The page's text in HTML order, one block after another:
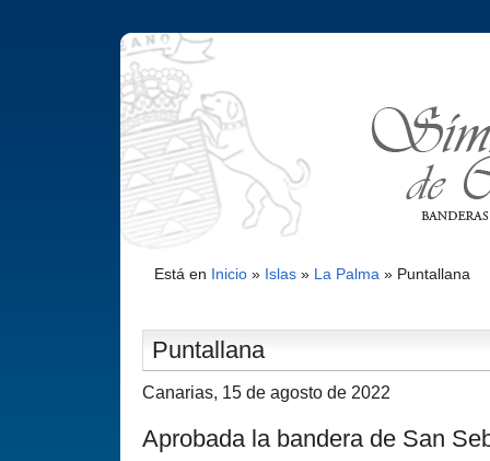
Está en Inicio» Islas» La Palma » Puntallana
Puntallana
Canarias, 15 de agosto de 2022
Aprobada la bandera de San